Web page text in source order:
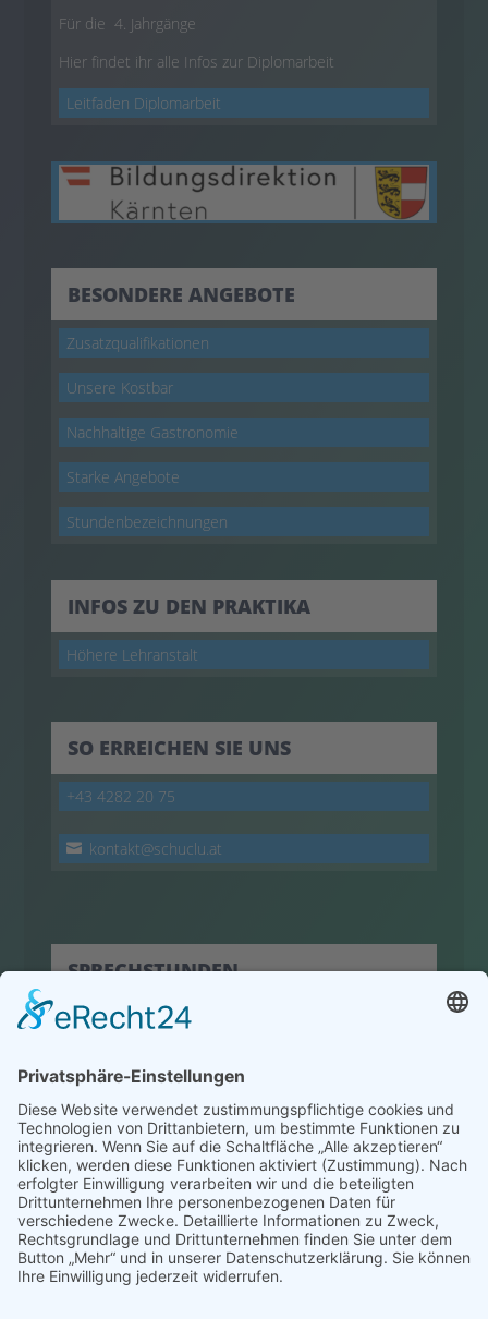
Für die 4. Jahrgänge
Hier findet ihr alle Infos zur Diplomarbeit
Leitfaden Diplomarbeit
BESONDERE ANGEBOTE
Zusatzqualifikationen
Unsere Kostbar
Nachhaltige Gastronomie
Starke Angebote
Stundenbezeichnungen
INFOS ZU DEN PRAKTIKA
Höhere Lehranstalt
SO ERREICHEN SIE UNS
+43 4282 20 75
kontakt@schuclu.at
SPRECHSTUNDEN
hier klicken
© 2022 HLW Hermagor
Powered byCreativomedia GmbH